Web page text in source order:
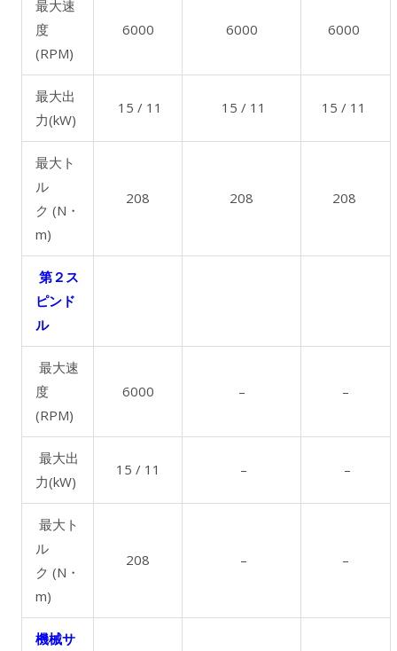
最大速
度
(RPM)
6000 6000 6000
最大出
力(kW)
15 / 11 15 / 11 15 / 11
最大ト
ル
ク (N・
m)
208 208 208
第２ス
ピンド
ル
最大速
度
(RPM)
6000 – –
最大出
力(kW)
15 / 11 – –
最大ト
ル
ク (N・
m)
208 – –
機械サ